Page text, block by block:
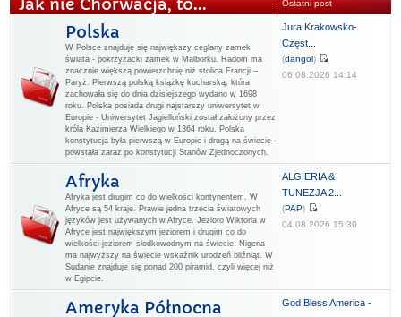
Ostatni post
Polska
W Polsce znajduje się największy ceglany zamek
świata - pokrzyżacki zamek w Malborku. Radom ma
znacznie większą powierzchnię niż stolica Francji –
Paryż. Pierwszą polską książkę kucharską, która
zachowała się do dnia dzisiejszego wydano w 1698
roku. Polska posiada drugi najstarszy uniwersytet w
Europie - Uniwersytet Jagielloński został założony przez
króla Kazimierza Wielkiego w 1364 roku. Polska
konstytucja była pierwszą w Europie i drugą na świecie -
powstała zaraz po konstytucji Stanów Zjednoczonych.
Jura Krakowsko-
Częst...
(dangol)
06.08.2026 14:14
Afryka
Afryka jest drugim co do wielkości kontynentem. W
Afryce są 54 kraje. Prawie jedna trzecia światowych
języków jest używanych w Afryce. Jezioro Wiktoria w
Afryce jest największym jeziorem i drugim co do
wielkości jeziorem słodkowodnym na świecie. Nigeria
ma najwyższy na świecie wskaźnik urodzeń bliźniąt. W
Sudanie znajduje się ponad 200 piramid, czyli więcej niż
w Egipcie.
ALGIERIA &
TUNEZJA 2...
(PAP)
04.08.2026 15:30
Ameryka Północna
God Bless America -